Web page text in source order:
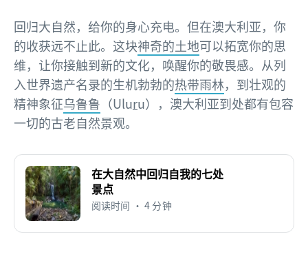
回归大自然，给你的身心充电。但在澳大利亚，你
的收获远不止此。这块神奇的土地可以拓宽你的思
维，让你接触到新的文化，唤醒你的敬畏感。从列
入世界遗产名录的生机勃勃的热带雨林，到壮观的
精神象征乌鲁鲁 （Uluru），澳大利亚到处都有包容
一切的古老自然景观。
在大自然中回归自我的七处
景点
阅读时间 • 4 分钟